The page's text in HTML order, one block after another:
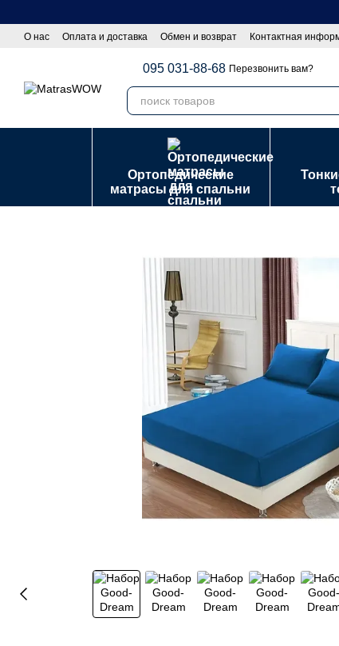
О нас Оплата и доставка Обмен и возврат Контактная
095 031-88-68 Перезвонить вам?
Ортопедические
матрасы для спальни